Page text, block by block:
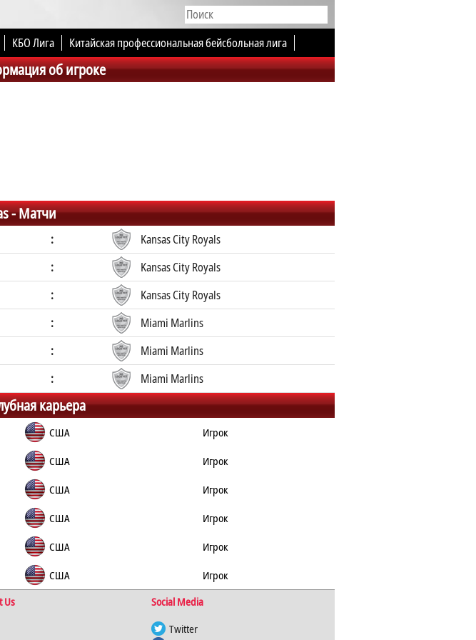
КБО Лига
Китайская профессиональная бейсбольная лига
об игроке
-Матчи
:
Kansas City Royals
:
Kansas City Royals
:
Kansas City Royals
:
Miami Marlins
:
Miami Marlins
: Miami Marlins
карьера
США
Игрок
США
Игрок
США
Игрок
США
Игрок
США
Игрок
США
Игрок
Us
Social Media
Twitter